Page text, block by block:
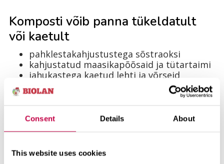
Consent Details About
This website uses cookies
Komposti võib panna tükeldatult
või kaetult
pahklestakahjustustega sõstraoksi
kahjustatud maasikapõõsaid ja tütartaimi
jahukastega kaetud lehti ja võrseid
katkuseid ja viirushaigustega kartuleid
Komposti hulka ei tohi panna
kartuli-kiduussi kahjustatud
kapsakärbse, sibulakärbse või